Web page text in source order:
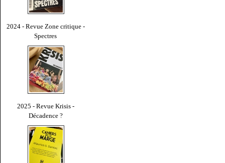
2024 - Revue Zone critique -
Spectres
2025 - Revue Krisis -
Décadence ?